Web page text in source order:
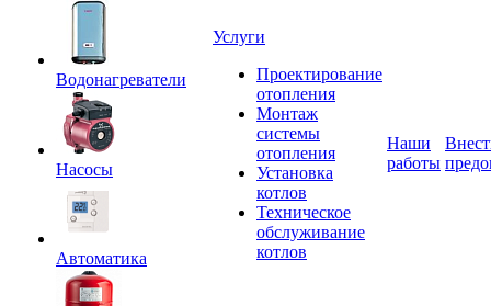
Водонагреватели
Насосы
Автоматика
Услуги
Проектирование
отопления
Монтаж
системы
отопления
Установка
котлов
Техническое
обслуживание
котлов
Наши
работы